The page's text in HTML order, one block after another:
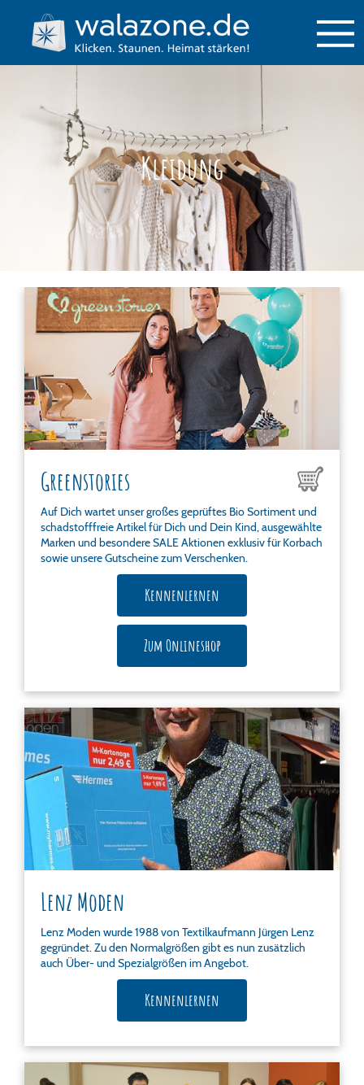
Kleidung
Greenstories
Auf Dich wartet unser großes geprüftes Bio Sortiment und
schadstofffreie Artikel für Dich und Dein Kind, ausgewählte
Marken und besondere SALE Aktionen exklusiv für Korbach
sowie unsere Gutscheine zum Verschenken.
Kennenlernen
Zum Onlineshop
Lenz Moden
Lenz Moden wurde 1988 von Textilkaufmann Jürgen Lenz
gegründet. Zu den Normalgrößen gibt es nun zusätzlich
auch Über- und Spezialgrößen im Angebot.
Kennenlernen